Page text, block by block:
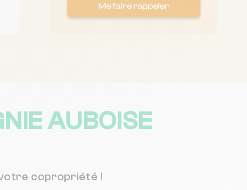
Me faire rappeler
AUBOISE
copropriété !